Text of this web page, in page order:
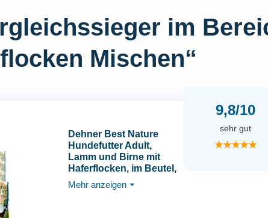
im
Mischen“
Dehner Best Nature
Hundefutter Adult,
Lamm und Birne mit
Haferflocken, im Beutel,
12 x 150 g (1.8 kg)
Mehr anzeigen ⏷
9,8/10
sehr gut
★★★★★